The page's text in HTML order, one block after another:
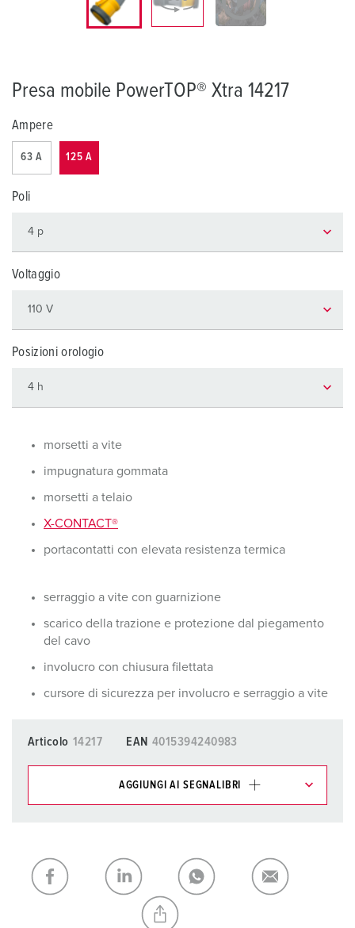
Presa mobile PowerTOP® Xtra 14217
Ampere
63 A 125 A
Poli
Voltaggio
Posizioni orologio
morsetti a vite
impugnatura gommata
morsetti a telaio
X-CONTACT®
portacontatti con elevata resistenza termica
serraggio a vite con guarnizione
scarico della trazione e protezione dal piegamento
del cavo
involucro con chiusura filettata
cursore di sicurezza per involucro e serraggio a vite
Articolo 14217 EAN 4015394240983
AGGIUNGI AI SEGNALIBRI
CREA NUOVA LISTA